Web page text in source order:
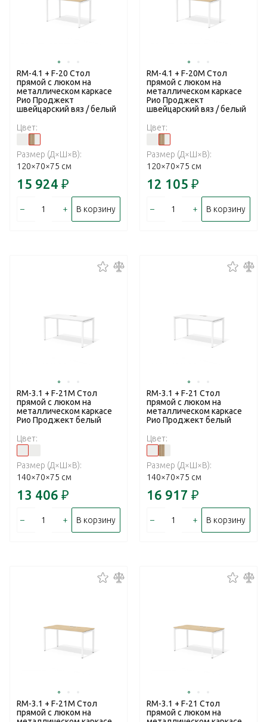
RM-4.1 + F-20 Стол
прямой с люком на
металлическом каркасе
Рио Проджект
швейцарский вяз / белый
Цвет:
Размер (Д×Ш×В):
120×70×75 см
15 924 ₽
– + В корзину
RM-4.1 + F-20M Стол
прямой с люком на
металлическом каркасе
Рио Проджект
швейцарский вяз / белый
Цвет:
Размер (Д×Ш×В):
120×70×75 см
12 105 ₽
– + В корзину
RM-3.1 + F-21M Стол
прямой с люком на
металлическом каркасе
Рио Проджект белый
Цвет:
Размер (Д×Ш×В):
140×70×75 см
13 406 ₽
– + В корзину
RM-3.1 + F-21 Стол
прямой с люком на
металлическом каркасе
Рио Проджект белый
Цвет:
Размер (Д×Ш×В):
140×70×75 см
16 917 ₽
– + В корзину
RM-3.1 + F-21M Стол
прямой с люком на
RM-3.1 + F-21 Стол
прямой с люком на